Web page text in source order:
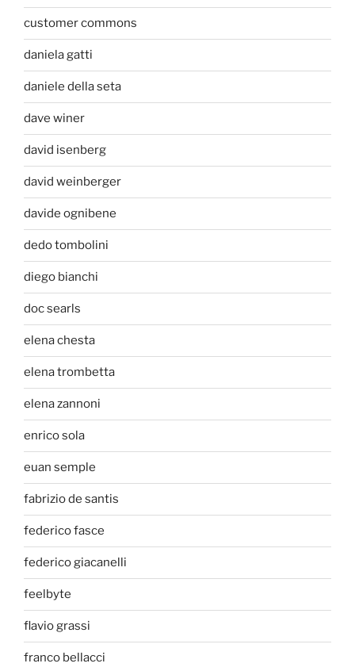
customer commons
daniela gatti
daniele della seta
dave winer
david isenberg
david weinberger
davide ognibene
dedo tombolini
diego bianchi
doc searls
elena chesta
elena trombetta
elena zannoni
enrico sola
euan semple
fabrizio de santis
federico fasce
federico giacanelli
feelbyte
flavio grassi
franco bellacci